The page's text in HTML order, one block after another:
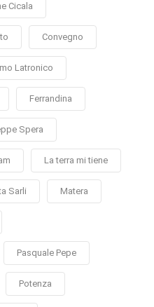
Cicala
Convegno
Latronico
Ferrandina
Spera
La terra mi tiene
Sarli Matera
Pasquale Pepe
Potenza